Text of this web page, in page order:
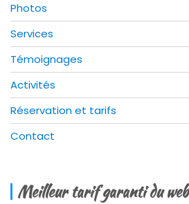
Photos
Services
Témoignages
Activités
Réservation et tarifs
Contact
Meilleur tarif garanti du web